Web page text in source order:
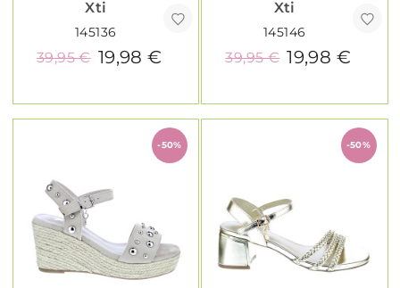
Xti
145136
19,98 €
39,95 €
Xti
145146
19,98 €
39,95 €
-50% -50%